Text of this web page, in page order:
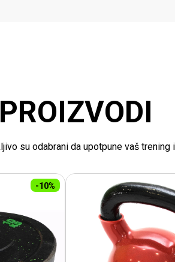
su odabrani da upotpune vaš
-10%